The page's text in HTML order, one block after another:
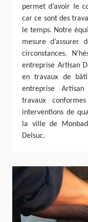
permet d’avoir le
car ce sont des
le temps. Notre
mesure d’assurer
circonstances.
entreprise Artisan
en travaux de
entreprise
travaux
interventions de
la ville de
Delsuc.